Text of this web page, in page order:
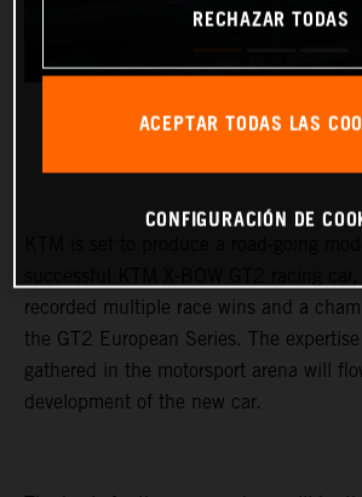
recorded multiple race wins and a
the GT2 European Series. The
gathered in the motorsport arena will
development of the new car.
RECHAZAR TODAS
ACEPTAR TODAS LAS
CONFIGURACIÓN DE